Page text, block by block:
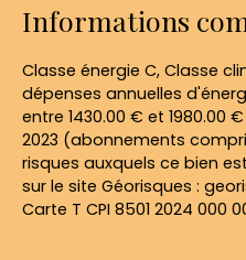
Informations
Classe énergie C, Classe
dépenses annuelles
entre 1430.00 € et 1980.00
2023 (abonnements
risques auxquels ce bien
sur le site Géorisques :
Carte T CPI 8501 2024 000